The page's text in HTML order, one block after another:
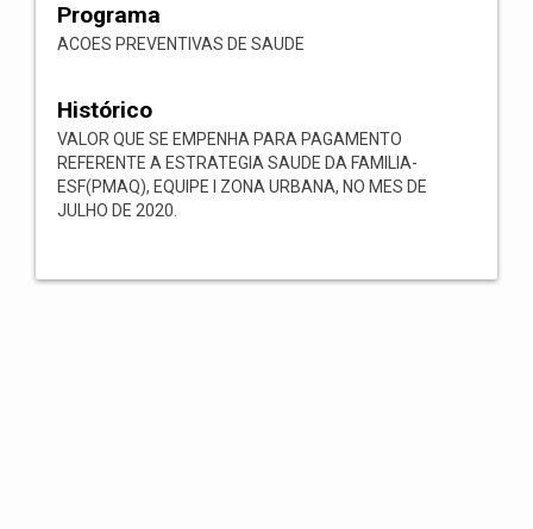
Programa
ACOES PREVENTIVAS DE SAUDE
Histórico
VALOR QUE SE EMPENHA PARA PAGAMENTO
REFERENTE A ESTRATEGIA SAUDE DA FAMILIA-
ESF(PMAQ), EQUIPE I ZONA URBANA, NO MES DE
JULHO DE 2020.